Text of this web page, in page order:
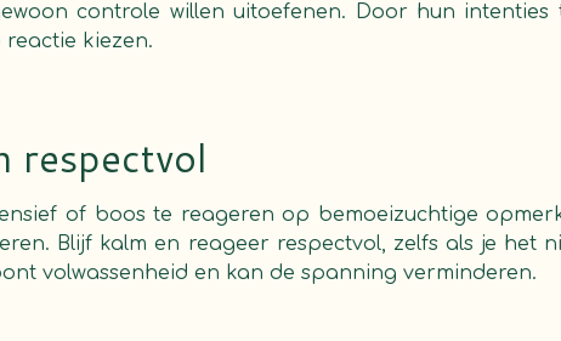
controle willen uitoefenen. Door hun intenties
reactie kiezen.
respectvol
of boos te reageren op bemoeizuchtige
Blijf kalm en reageer respectvol, zelfs als je het
volwassenheid en kan de spanning verminderen.